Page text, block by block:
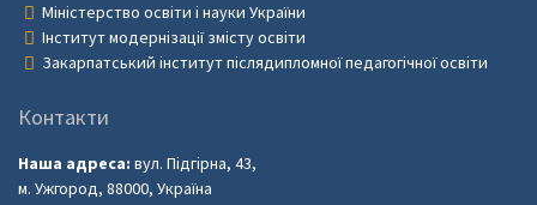
Міністерство освіти і науки України
Інститут модернізації змісту освіти
Закарпатський інститут післядипломної педагогічної освіти
Контакти
Наша адреса: вул. Підгірна, 43,
м. Ужгород, 88000, Україна